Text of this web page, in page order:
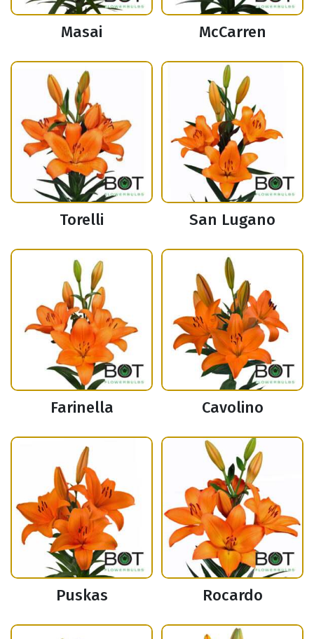
Masai McCarren
Torelli San Lugano
Farinella Cavolino
Puskas Rocardo